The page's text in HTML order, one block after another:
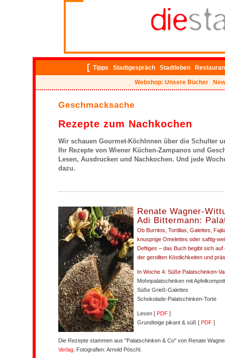
[ Tipps Stadtgespräch Stadtleben
Webshop: Unsere Bücher
Geschmacksache
Rezepte zum Nachkochen
Wir schauen Gourmet-KöchInnen über die Schulter
Ihr Rezepte von Wiener Küchen-Zampanos und
Lesen, Ausdrucken und Nachkochen. Und jede
dazu.
Renate Wagner-
Adi Bittermann:
Ob Burritos, Tortillas, Galettes,
knusprige Omelettes oder saftig-
Deftiges – das Buch begibt sich
der gerollten Köstlichkeiten und
In Woche 4: Süße Palatschinken-
Mohnpalatschinken mit Apfelkompott
Süße Grieß-Galettes
Schokolade-Palatschinken-Torte
Lesen [ PDF ]
Grundteige pikant & süß [ PDF ]
Die Rezepte stammen aus "Palatschinken & Co" von Renate
Verlag . Fotografien: Arnold Pöschl.